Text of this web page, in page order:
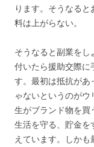
ります。そうなる
料は上がらない。
そうなると副業を
付いたら援助交際に
す。最初は抵抗があ
ゃないというのが
生がブランド物を買
生活を守る、貯金を
えています。しか